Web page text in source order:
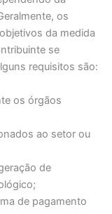
os
da medida
se
requisitos são:
os órgãos
ao setor ou
de
de pagamento